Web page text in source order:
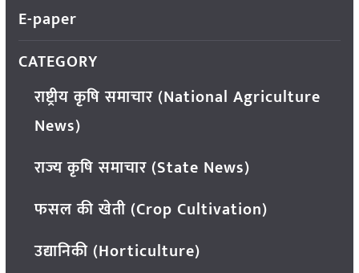
E-paper
CATEGORY
राष्ट्रीय कृषि समाचार (National Agriculture
News)
राज्य कृषि समाचार (State News)
फसल की खेती (Crop Cultivation)
उद्यानिकी (Horticulture)